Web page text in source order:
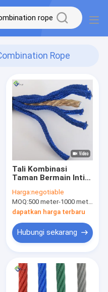
Rope
Tali Kombinasi
Taman Bermain Inti
16mm 18mm Tahan
UV
Harga:negotiable
MOQ:500 meter-1000 meter
dapatkan harga terbaru
Hubungi sekarang